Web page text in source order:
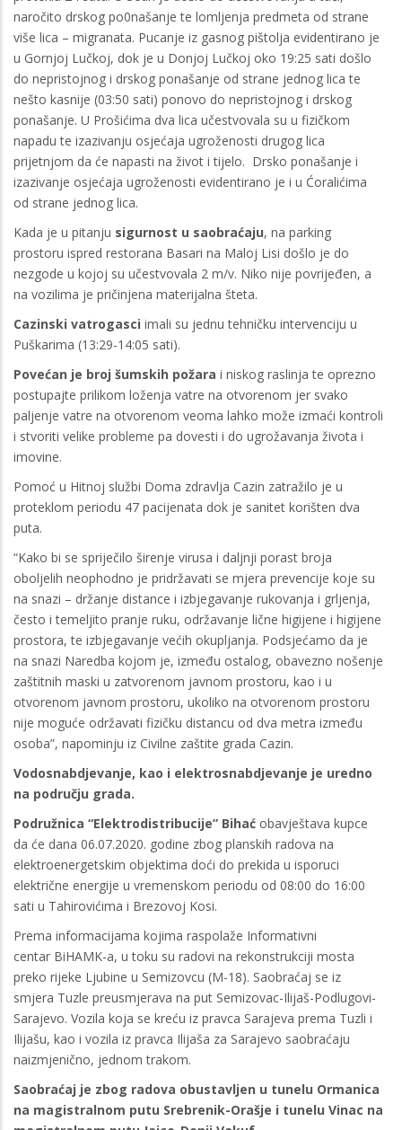
naročito drskog po0našanje te lomljenja predmeta od strane
više lica – migranata. Pucanje iz gasnog pištolja evidentirano je
u Gornjoj Lučkoj, dok je u Donjoj Lučkoj oko 19:25 sati došlo
do nepristojnog i drskog ponašanje od strane jednog lica te
nešto kasnije (03:50 sati) ponovo do nepristojnog i drskog
ponašanje. U Prošićima dva lica učestvovala su u fizičkom
napadu te izazivanju osjećaja ugroženosti drugog lica
prijetnjom da će napasti na život i tijelo. Drsko ponašanje i
izazivanje osjećaja ugroženosti evidentirano je i u Ćoralićima
od strane jednog lica.
Kada je u pitanju sigurnost u saobraćaju, na parking
prostoru ispred restorana Basari na Maloj Lisi došlo je do
nezgode u kojoj su učestvovala 2 m/v. Niko nije povrijeđen, a
na vozilima je pričinjena materijalna šteta.
Cazinski vatrogasci imali su jednu tehničku intervenciju u
Puškarima (13:29-14:05 sati).
Povećan je broj šumskih požara i niskog raslinja te oprezno
postupajte prilikom loženja vatre na otvorenom jer svako
paljenje vatre na otvorenom veoma lahko može izmaći kontroli
i stvoriti velike probleme pa dovesti i do ugrožavanja života i
imovine.
Pomoć u Hitnoj službi Doma zdravlja Cazin zatražilo je u
proteklom periodu 47 pacijenata dok je sanitet korišten dva
puta.
“Kako bi se spriječilo širenje virusa i daljnji porast broja
oboljelih neophodno je pridržavati se mjera prevencije koje su
na snazi – držanje distance i izbjegavanje rukovanja i grljenja,
često i temeljito pranje ruku, održavanje lične higijene i higijene
prostora, te izbjegavanje većih okupljanja. Podsjećamo da je
na snazi Naredba kojom je, između ostalog, obavezno nošenje
zaštitnih maski u zatvorenom javnom prostoru, kao i u
otvorenom javnom prostoru, ukoliko na otvorenom prostoru
nije moguće održavati fizičku distancu od dva metra između
osoba”, napominju iz Civilne zaštite grada Cazin.
Vodosnabdjevanje, kao i elektrosnabdjevanje je uredno
na području grada.
Podružnica “Elektrodistribucije” Bihać obavještava kupce
da će dana 06.07.2020. godine zbog planskih radova na
elektroenergetskim objektima doći do prekida u isporuci
električne energije u vremenskom periodu od 08:00 do 16:00
sati u Tahirovićima i Brezovoj Kosi.
Prema informacijama kojima raspolaže Informativni
centar BiHAMK-a, u toku su radovi na rekonstrukciji mosta
preko rijeke Ljubine u Semizovcu (M-18). Saobraćaj se iz
smjera Tuzle preusmjerava na put Semizovac-Ilijaš-Podlugovi-
Sarajevo. Vozila koja se kreću iz pravca Sarajeva prema Tuzli i
Ilijašu, kao i vozila iz pravca Ilijaša za Sarajevo saobraćaju
naizmjenično, jednom trakom.
Saobraćaj je zbog radova obustavljen u tunelu Ormanica
na magistralnom putu Srebrenik-Orašje i tunelu Vinac na